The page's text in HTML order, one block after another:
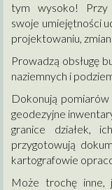
tym wysoko! Przy
swoje umiejętności
projektowaniu,
Prowadzą obsługę
naziemnych i
Dokonują pomiarów
geodezyjne
granice działek,
przygotowują
kartografowie
Może trochę inne,